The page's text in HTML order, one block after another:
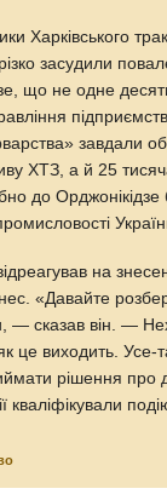
Харківського
різко засудили
що не одне
завдали
ХТЗ, а й 25
до
на
«Давайте
— сказав він. —
це виходить. Усе-
рішення про
кваліфікували